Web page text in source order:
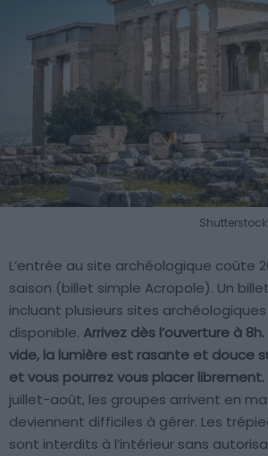
L’entrée au site archéologique coûte
saison (billet simple Acropole). Un
incluant plusieurs sites
disponible. Arrivez dès l’ouverture à
vide, la lumière est rasante et douce
et vous pourrez vous placer librement.
juillet-août, les groupes arrivent en
deviennent difficiles à gérer. Les
sont interdits à l’intérieur sans